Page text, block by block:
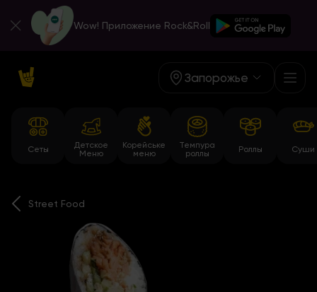
Wow! Приложение Rock&Roll
Запорожье
Сеты
Детское
Меню
Корейське
меню
Темпура
роллы
Роллы Суши
Street Food